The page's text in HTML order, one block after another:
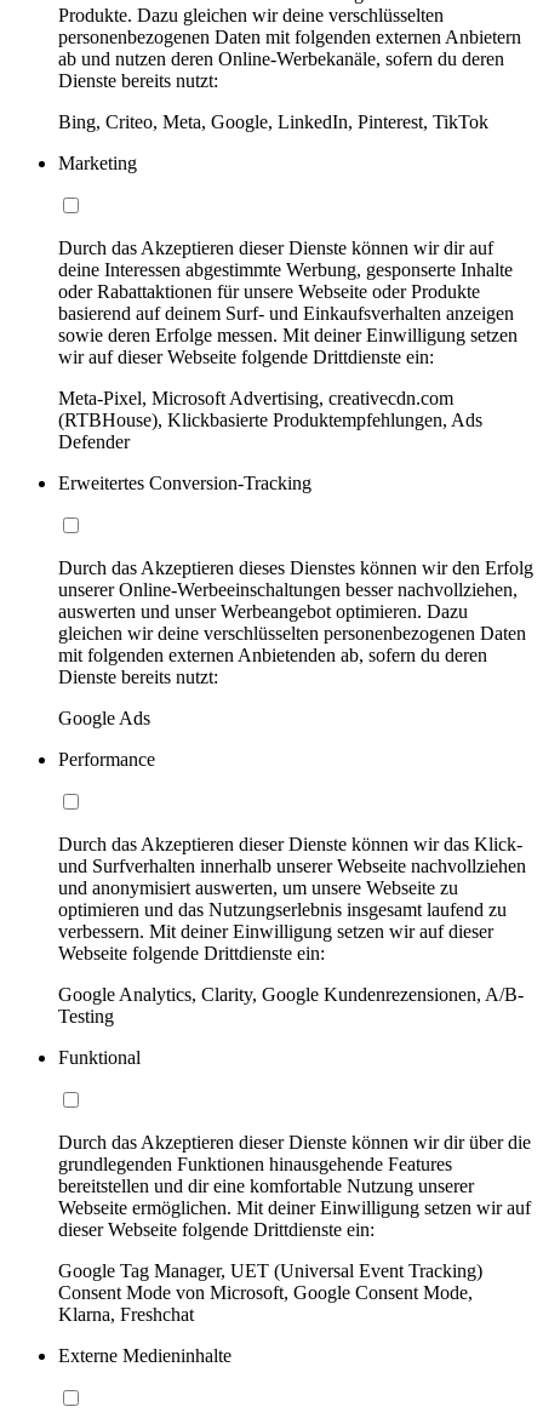
Produkte. Dazu gleichen wir deine verschlüsselten
personenbezogenen Daten mit folgenden externen Anbietern
ab und nutzen deren Online-Werbekanäle, sofern du deren
Dienste bereits nutzt:
Bing, Criteo, Meta, Google, LinkedIn, Pinterest, TikTok
Marketing
Durch das Akzeptieren dieser Dienste können wir dir auf
deine Interessen abgestimmte Werbung, gesponserte Inhalte
oder Rabattaktionen für unsere Webseite oder Produkte
basierend auf deinem Surf- und Einkaufsverhalten anzeigen
sowie deren Erfolge messen. Mit deiner Einwilligung setzen
wir auf dieser Webseite folgende Drittdienste ein:
Meta-Pixel, Microsoft Advertising, creativecdn.com
(RTBHouse), Klickbasierte Produktempfehlungen, Ads
Defender
Erweitertes Conversion-Tracking
Durch das Akzeptieren dieses Dienstes können wir den Erfolg
unserer Online-Werbeeinschaltungen besser nachvollziehen,
auswerten und unser Werbeangebot optimieren. Dazu
gleichen wir deine verschlüsselten personenbezogenen Daten
mit folgenden externen Anbietenden ab, sofern du deren
Dienste bereits nutzt:
Google Ads
Performance
Durch das Akzeptieren dieser Dienste können wir das Klick-
und Surfverhalten innerhalb unserer Webseite nachvollziehen
und anonymisiert auswerten, um unsere Webseite zu
optimieren und das Nutzungserlebnis insgesamt laufend zu
verbessern. Mit deiner Einwilligung setzen wir auf dieser
Webseite folgende Drittdienste ein:
Google Analytics, Clarity, Google Kundenrezensionen, A/B-
Testing
Funktional
Durch das Akzeptieren dieser Dienste können wir dir über die
grundlegenden Funktionen hinausgehende Features
bereitstellen und dir eine komfortable Nutzung unserer
Webseite ermöglichen. Mit deiner Einwilligung setzen wir auf
dieser Webseite folgende Drittdienste ein:
Google Tag Manager, UET (Universal Event Tracking)
Consent Mode von Microsoft, Google Consent Mode,
Klarna, Freshchat
Externe Medieninhalte